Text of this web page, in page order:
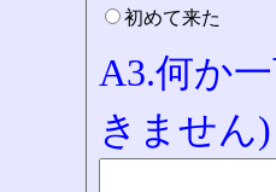
初めて来た
A3.何か
きません)